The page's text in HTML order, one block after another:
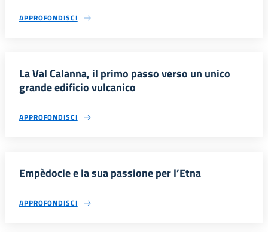
APPROFONDISCI
La Val Calanna, il primo passo verso un unico
grande edificio vulcanico
APPROFONDISCI
Empèdocle e la sua passione per l’Etna
APPROFONDISCI